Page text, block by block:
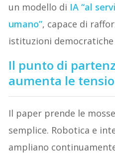
un modello di IA “al
umano”, capace di
istituzioni
Il punto di
aumenta le
Il paper prende le
semplice. Robotica e
ampliano